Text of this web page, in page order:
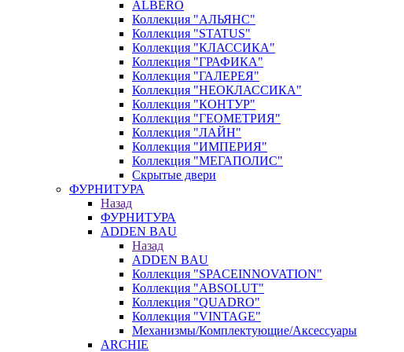
ALBERO
Коллекция "АЛЬЯНС"
Коллекция "STATUS"
Коллекция "КЛАССИКА"
Коллекция "ГРАФИКА"
Коллекция "ГАЛЕРЕЯ"
Коллекция "НЕОКЛАССИКА"
Коллекция "КОНТУР"
Коллекция "ГЕОМЕТРИЯ"
Коллекция "ЛАЙН"
Коллекция "ИМПЕРИЯ"
Коллекция "МЕГАПОЛИС"
Скрытые двери
ФУРНИТУРА
Назад
ФУРНИТУРА
ADDEN BAU
Назад
ADDEN BAU
Коллекция "SPACEINNOVATION"
Коллекция "ABSOLUT"
Коллекция "QUADRO"
Коллекция "VINTAGE"
Механизмы/Комплектующие/Аксессуары
ARCHIE